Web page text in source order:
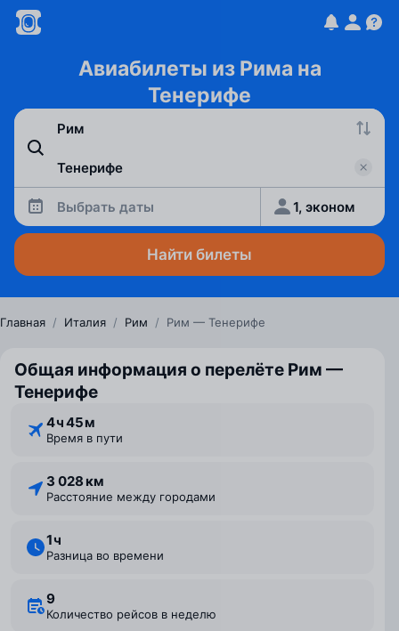
Авиабилеты из Рима на
Тенерифе
Выбрать даты 1, эконом
Найти билеты
Главная / Италия / Рим / Рим — Тенерифе
Общая информация о перелёте Рим —
Тенерифе
4 ⁠ч 45 ⁠м
Время в пути
3 028 км
Расстояние между городами
1 ⁠ч
Разница во времени
9
Количество рейсов в неделю